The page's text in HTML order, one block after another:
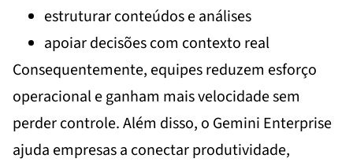
estruturar conteúdos e análises
apoiar decisões com contexto real
Consequentemente, equipes reduzem esforço
operacional e ganham mais velocidade sem
perder controle. Além disso, o Gemini Enterprise
ajuda empresas a conectar produtividade,